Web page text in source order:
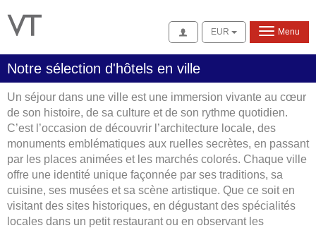
Se connecter
EUR Menu
Notre sélection d'hôtels en ville
Un séjour dans une ville est une immersion vivante au cœur
de son histoire, de sa culture et de son rythme quotidien.
C’est l’occasion de découvrir l’architecture locale, des
monuments emblématiques aux ruelles secrètes, en passant
par les places animées et les marchés colorés. Chaque ville
offre une identité unique façonnée par ses traditions, sa
cuisine, ses musées et sa scène artistique. Que ce soit en
visitant des sites historiques, en dégustant des spécialités
locales dans un petit restaurant ou en observant les